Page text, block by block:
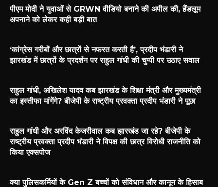
पीएम मोदी ने युवाओं से GRWN वीडियो बनाने की अपील की, हैंडलूम
अपनाने को लेकर कही बड़ी बात
‘कांग्रेस गरीबों और छात्रों से नफरत करती है’, प्रदीप भंडारी ने
झारखंड में छात्रों के प्रदर्शन पर राहुल गांधी की चुप्पी पर उठाए सवाल
राहुल गांधी, अखिलेश यादव कब झारखंड के शिक्षा मंत्री और मुख्यमंत्री
का इस्तीफा मांगेंगे? बीजेपी के राष्ट्रीय प्रवक्ता प्रदीप भंडारी ने पूछा
राहुल गांधी और अरविंद केजरीवाल कब झारखंड जा रहे? बीजेपी के
राष्ट्रीय प्रवक्ता प्रदीप भंडारी ने विपक्ष की छात्र विरोधी राजनीति को
किया एक्सपोज
क्या पुलिसकर्मियों के Gen Z बच्चों को संविधान और कानून के हिसाब